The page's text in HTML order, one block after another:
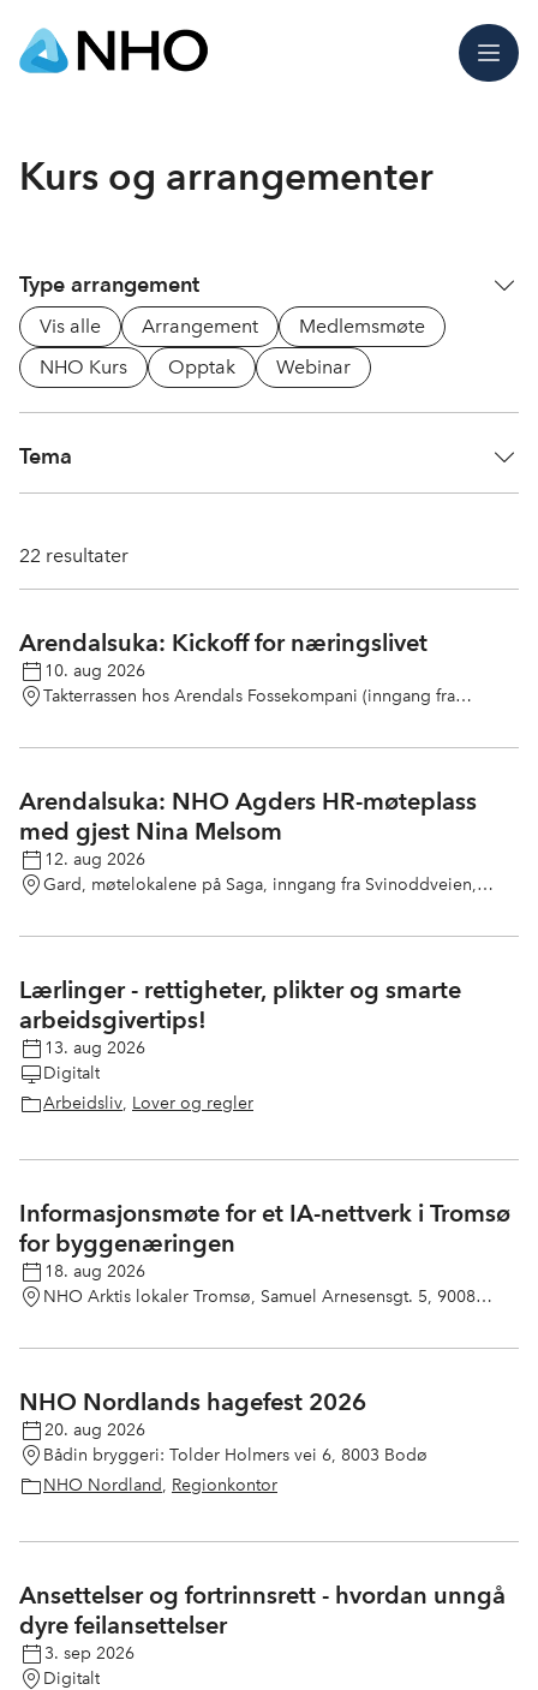
Meny
Kurs og arrangementer
Type arrangement
Vis alle Arrangement
Medlemsmøte
NHO Kurs
Opptak Webinar
Tema
22 resultater
Arendalsuka: Kickoff for næringslivet
10. aug 2026
Takterrassen hos Arendals Fossekompani (inngang fra
Arendalsuka: NHO Agders HR-møteplass
med gjest Nina Melsom
12. aug 2026
Gard, møtelokalene på Saga, inngang fra Svinoddveien,
Lærlinger - rettigheter, plikter og smarte
arbeidsgivertips!
13. aug 2026
Digitalt
Arbeidsliv, Lover og regler
Informasjonsmøte for et IA-nettverk i Tromsø
for byggenæringen
18. aug 2026
NHO Arktis lokaler Tromsø, Samuel Arnesensgt. 5, 9008
NHO Nordlands hagefest 2026
20. aug 2026
Bådin bryggeri: Tolder Holmers vei 6, 8003 Bodø
NHO Nordland, Regionkontor
Ansettelser og fortrinnsrett - hvordan unngå
dyre feilansettelser
3. sep 2026
Digitalt